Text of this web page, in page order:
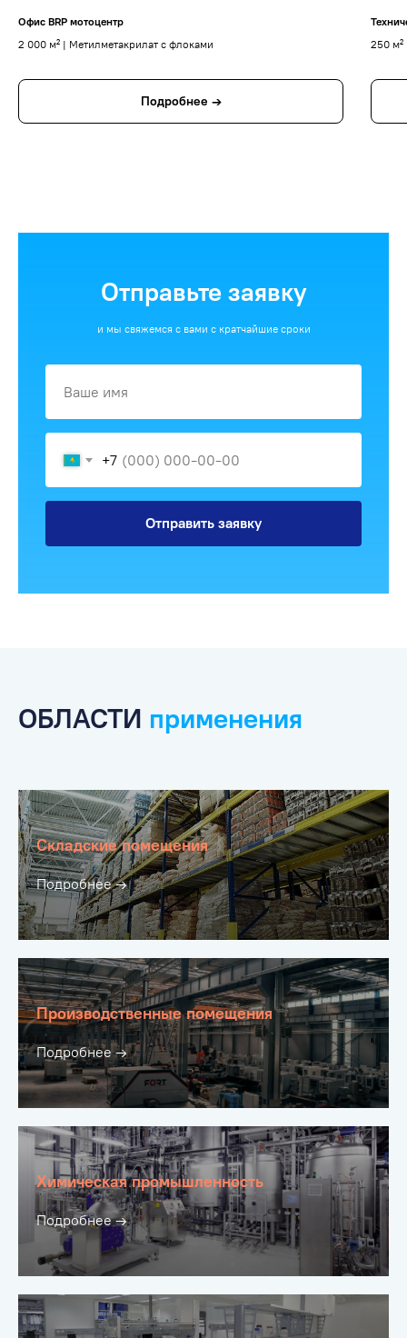
Офис BRP мотоцентр
2 000 м² | Метилметакрилат с флоками
Подробнее →
250 м²
Отправьте заявку
и мы свяжемся с вами с кратчайшие сроки
+7
Отправить заявку
ОБЛАСТИ применения
Складские помещения
Подробнее →
Производственные помещения
Подробнее →
Химическая промышленность
Подробнее →